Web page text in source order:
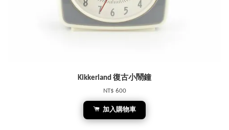
Kikkerland 復古小鬧鐘
NT$ 600
加入購物車